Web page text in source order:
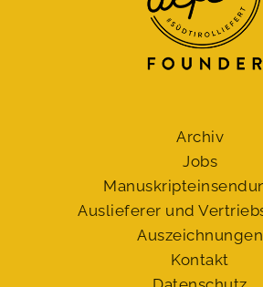
Archiv
Jobs
Auslieferer und
Auszeichnungen
Kontakt